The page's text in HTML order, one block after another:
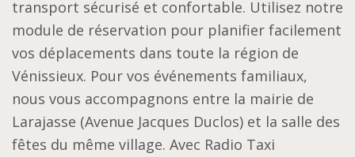
transport sécurisé et confortable. Utilisez notre
module de réservation pour planifier facilement
vos déplacements dans toute la région de
Vénissieux. Pour vos événements familiaux,
nous vous accompagnons entre la mairie de
Larajasse (Avenue Jacques Duclos) et la salle des
fêtes du même village. Avec Radio Taxi